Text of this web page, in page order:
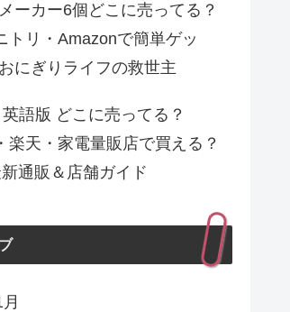
ーカー6個どこに売ってる？
トリ・Amazonで簡単ゲッ
にぎりライフの救世主
語版 どこに売ってる？
楽天・家電量販店で買える？
通販＆店舗ガイド